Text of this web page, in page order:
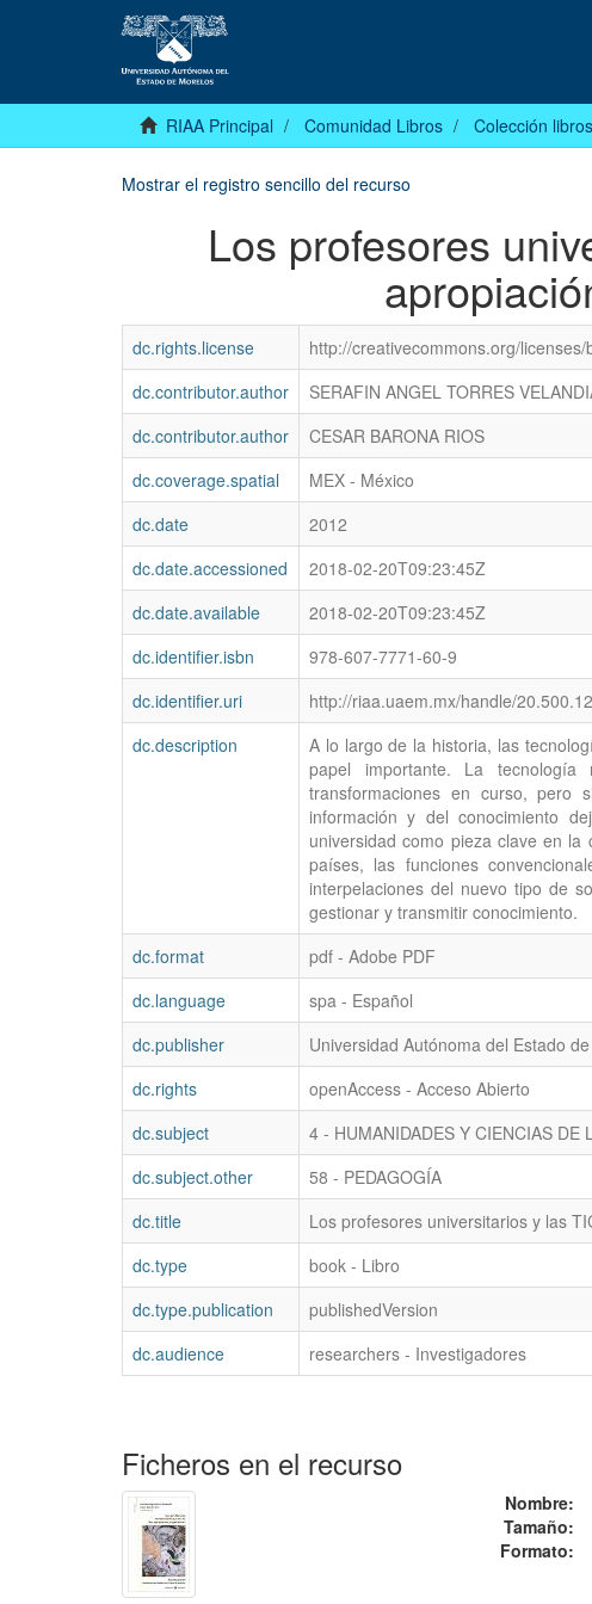
RIAA Principal Comunidad Libros Colección libros
Mostrar el registro sencillo del recurso
Los profesores
dc.rights.license http://creativecommons.org/
dc.contributor.author
SERAFIN ANGEL TORRES
dc.contributor.author
CESAR BARONA RIOS
dc.coverage.spatial
MEX - México
dc.date
2012
dc.date.accessioned
2018-02-20T09:23:45Z
dc.date.available
2018-02-20T09:23:45Z
dc.identifier.isbn
978-607-7771-60-9
dc.identifier.uri
http://riaa.uaem.mx/handle/
dc.description
A lo largo de la historia, las
papel importante. La
transformaciones en curso, pero
información y del conocimiento
universidad como pieza clave en
países, las funciones
interpelaciones del nuevo tipo de
gestionar y transmitir conocimiento.
dc.format pdf - Adobe PDF
dc.language
spa - Español
dc.publisher
Universidad Autónoma del Estado
dc.rights
openAccess - Acceso Abierto
dc.subject
4 - HUMANIDADES Y CIENCIAS DE
dc.subject.other
58 - PEDAGOGÍA
dc.title
Los profesores universitarios y las
dc.type
book - Libro
dc.type.publication
publishedVersion
dc.audience
researchers - Investigadores
Ficheros en el recurso
Nombre:
Tamaño:
Formato: